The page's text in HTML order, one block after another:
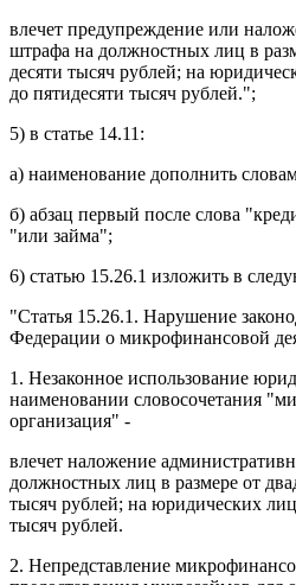
влечет предупреждение или
штрафа на должностных лиц в
десяти тысяч рублей; на
до пятидесяти тысяч рублей.";
5) в статье 14.11 :
а) наименование дополнить
б) абзац первый после слова
"или займа";
6) статью 15.26.1 изложить в
"Статья 15.26.1 . Нарушение
Федерации о микрофинансовой
1. Незаконное использование
наименовании словосочетания
организация" -
влечет наложение
должностных лиц в размере от
тысяч рублей; на юридических
тысяч рублей.
2. Непредставление